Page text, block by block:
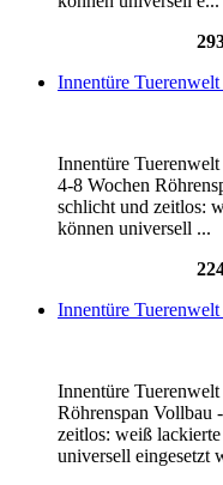
Innentüre
Innentüre
4-8 Wochen
schlicht und zeitlos:
können universell ...
Innentüre
Innentüre
Röhrenspan Vollbau
zeitlos: weiß
universell eingesetzt